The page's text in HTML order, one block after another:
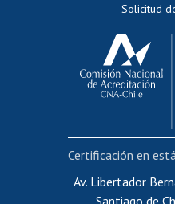
Cursos
Portal de
Certificado
Solicitud
Av. Libertador
Santiago de
Certificación en